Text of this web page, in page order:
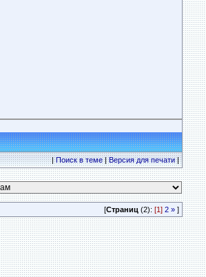
|Поиск в теме|Версия для печати|
[Страниц (2): [1] 2 » ]